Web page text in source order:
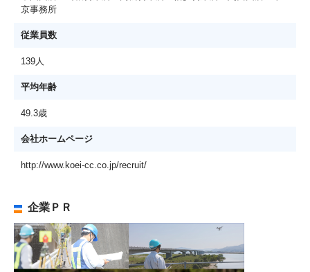
京事務所
従業員数
139人
平均年齢
49.3歳
会社ホームページ
http://www.koei-cc.co.jp/recruit/
企業ＰＲ